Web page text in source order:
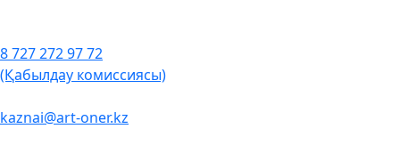
8 727 272 97 72
(Қабылдау комиссиясы)
kaznai@art-oner.kz